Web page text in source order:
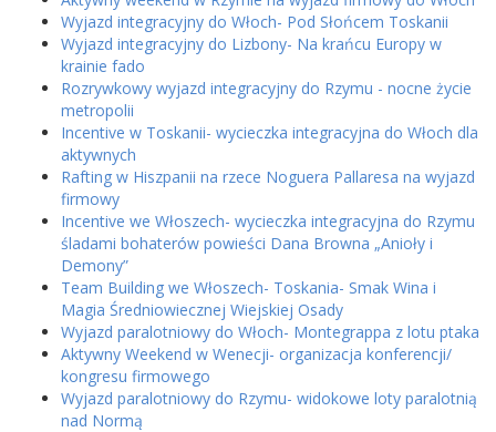
Wyjazd integracyjny do Włoch- Pod Słońcem Toskanii
Wyjazd integracyjny do Lizbony- Na krańcu Europy w
krainie fado
Rozrywkowy wyjazd integracyjny do Rzymu - nocne życie
metropolii
Incentive w Toskanii- wycieczka integracyjna do Włoch dla
aktywnych
Rafting w Hiszpanii na rzece Noguera Pallaresa na wyjazd
firmowy
Incentive we Włoszech- wycieczka integracyjna do Rzymu
śladami bohaterów powieści Dana Browna „Anioły i
Demony”
Team Building we Włoszech- Toskania- Smak Wina i
Magia Średniowiecznej Wiejskiej Osady
Wyjazd paralotniowy do Włoch- Montegrappa z lotu ptaka
Aktywny Weekend w Wenecji- organizacja konferencji/
kongresu firmowego
Wyjazd paralotniowy do Rzymu- widokowe loty paralotnią
nad Normą